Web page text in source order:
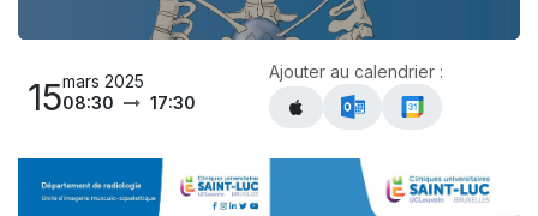
15mars 2025
08:30
17:30
Ajouter au calendrier :